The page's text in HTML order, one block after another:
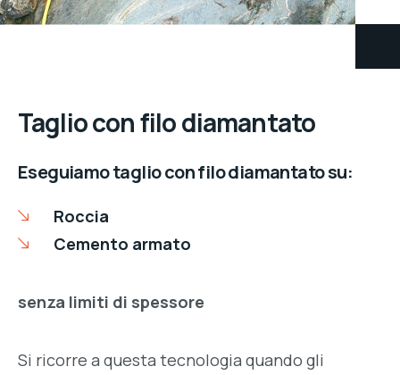
Taglio con filo diamantato
Eseguiamo taglio con filo diamantato su:
Roccia
Cemento armato
senza limiti di spessore
Si ricorre a questa tecnologia quando gli